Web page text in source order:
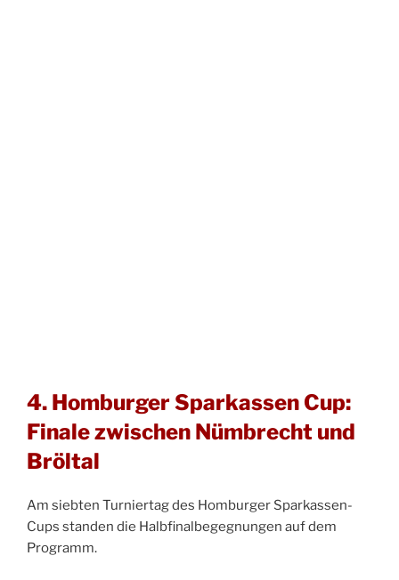
4. Homburger Sparkassen Cup:
Finale zwischen Nümbrecht und
Bröltal
Am siebten Turniertag des Homburger Sparkassen-
Cups standen die Halbfinalbegegnungen auf dem
Programm.